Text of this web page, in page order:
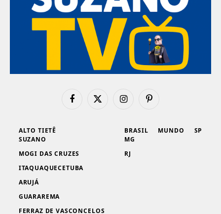
FacebookX
InstagramPinterest
ALTO TIETÊ
SUZANO
MOGI DAS CRUZES
ITAQUAQUECETUBA
ARUJÁ
GUARAREMA
FERRAZ DE VASCONCELOS
BRASIL
MG
RJ
MUNDO SP